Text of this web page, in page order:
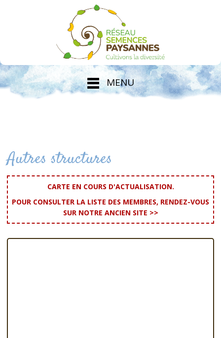
MENU
Autres structures
CARTE EN COURS D'ACTUALISATION.
POUR CONSULTER LA LISTE DES MEMBRES, RENDEZ-VOUS
SUR NOTRE ANCIEN SITE >>